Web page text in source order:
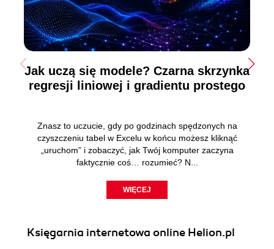
Jak uczą się modele? Czarna skrzynka
regresji liniowej i gradientu prostego
Znasz to uczucie, gdy po godzinach spędzonych na
czyszczeniu tabel w Excelu w końcu możesz kliknąć
„uruchom” i zobaczyć, jak Twój komputer zaczyna
faktycznie coś… rozumieć? N...
WIĘCEJ
Księgarnia internetowa online Helion.pl